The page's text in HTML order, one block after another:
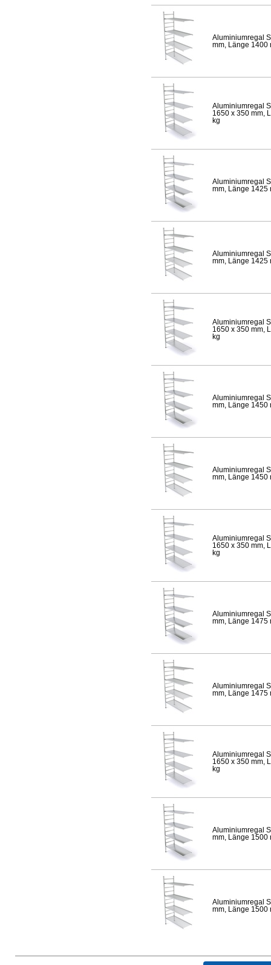
Aluminiumregal
mm, Länge 1400
Aluminiumregal
1650 x 350 mm,
kg
Aluminiumregal
mm, Länge 1425
Aluminiumregal
mm, Länge 1425
Aluminiumregal
1650 x 350 mm,
kg
Aluminiumregal
mm, Länge 1450
Aluminiumregal
mm, Länge 1450
Aluminiumregal
1650 x 350 mm,
kg
Aluminiumregal
mm, Länge 1475
Aluminiumregal
mm, Länge 1475
Aluminiumregal
1650 x 350 mm,
kg
Aluminiumregal
mm, Länge 1500
Aluminiumregal
mm, Länge 1500